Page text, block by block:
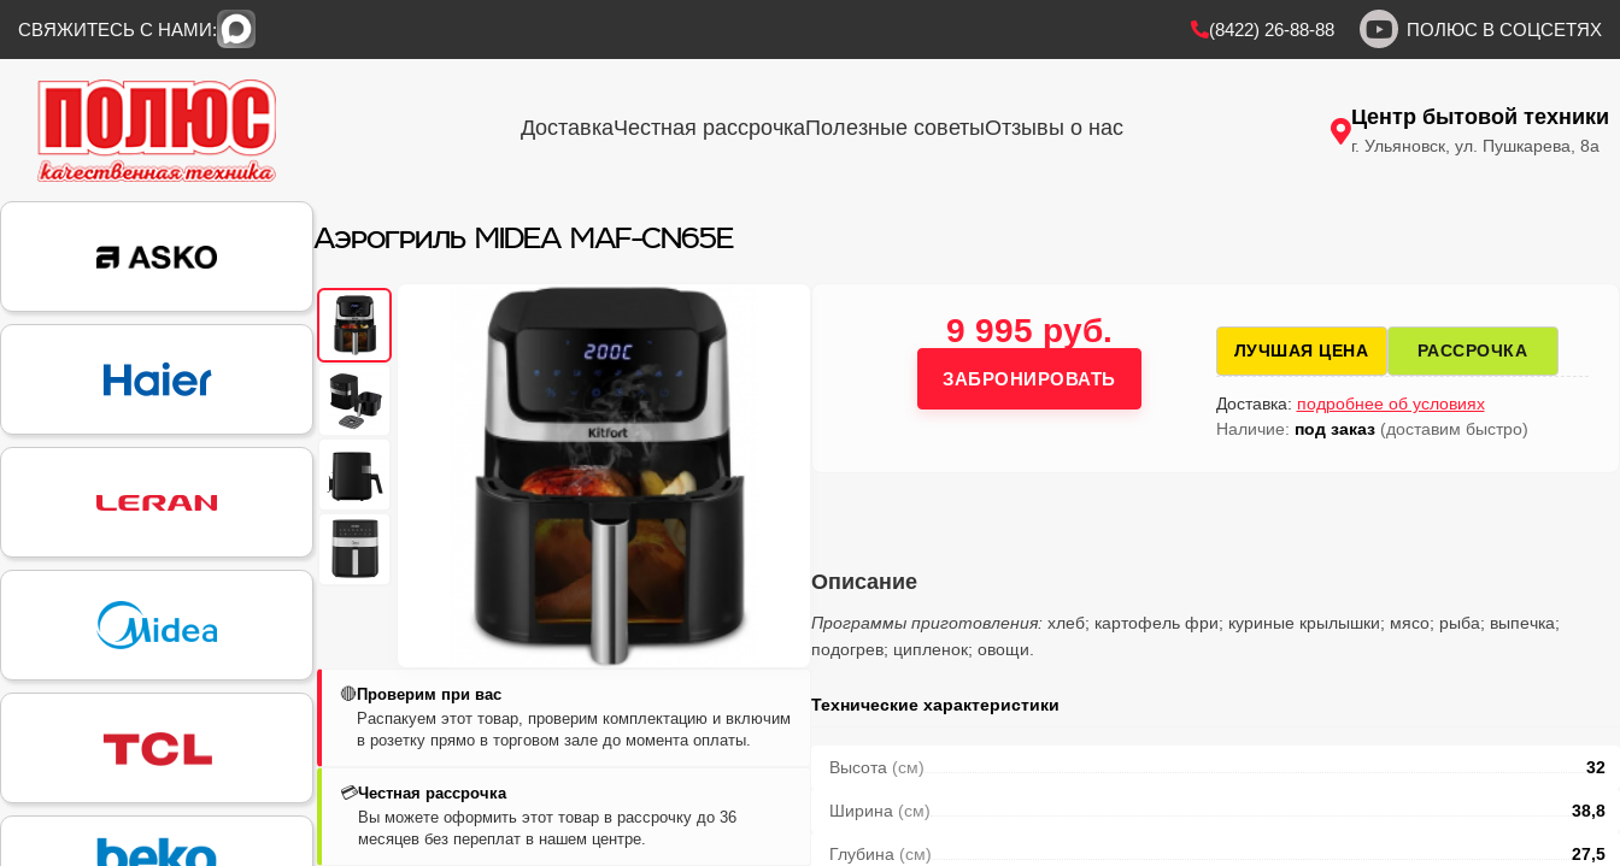
СВЯЖИТЕСЬ С НАМИ: (8422) 26-88-88 ПОЛЮС В СОЦСЕТЯХ
ДоставкаЧестная рассрочкаПолезные советыОтзывы о нас Центр бытовой техники
г. Ульяновск, ул. Пушкарева, 8а
Аэрогриль MIDEA MAF-CN65E
🔴Проверим при вас
Распакуем этот товар, проверим комплектацию и включим
в розетку прямо в торговом зале до момента оплаты.
💳Честная рассрочка
Вы можете оформить этот товар в рассрочку до 36
месяцев без переплат в нашем центре.
9 995 руб.
ЗАБРОНИРОВАТЬ
ЛУЧШАЯ ЦЕНА РАССРОЧКА
Доставка: подробнее об условиях
Наличие: под заказ(доставим быстро)
Описание
Программы приготовления: хлеб; картофель фри; куриные крылышки; мясо; рыба; выпечка;
подогрев; ципленок; овощи.
Технические характеристики
Высота (см) 32
Ширина (см) 38,8
Глубина (см) 27,5